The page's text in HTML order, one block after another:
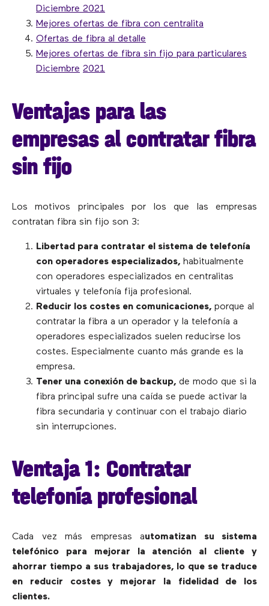
Diciembre 2021
Mejores ofertas de fibra con centralita
Ofertas de fibra al detalle
Mejores ofertas de fibra sin fijo para particulares
Diciembre 2021
Ventajas para las
empresas al contratar fibra
sin fijo
Los motivos principales por los que las empresas
contratan fibra sin fijo son 3:
Libertad para contratar el sistema de telefonía
con operadores especializados, habitualmente
con operadores especializados en centralitas
virtuales y telefonía fija profesional.
Reducir los costes en comunicaciones, porque al
contratar la fibra a un operador y la telefonía a
operadores especializados suelen reducirse los
costes. Especialmente cuanto más grande es la
empresa.
Tener una conexión de backup, de modo que si la
fibra principal sufre una caída se puede activar la
fibra secundaria y continuar con el trabajo diario
sin interrupciones.
Ventaja 1: Contratar
telefonía profesional
Cada vez más empresas automatizan su sistema
telefónico para mejorar la atención al cliente y
ahorrar tiempo a sus trabajadores, lo que se traduce
en reducir costes y mejorar la fidelidad de los
clientes.